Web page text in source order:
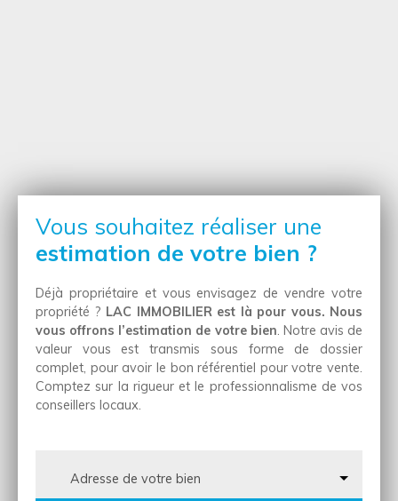
Vous souhaitez réaliser une
estimation de votre bien ?
Déjà propriétaire et vous envisagez de vendre votre
propriété ? LAC IMMOBILIER est là pour vous. Nous
vous offrons l’estimation de votre bien. Notre avis de
valeur vous est transmis sous forme de dossier
complet, pour avoir le bon référentiel pour votre vente.
Comptez sur la rigueur et le professionnalisme de vos
conseillers locaux.
Adresse de votre bien